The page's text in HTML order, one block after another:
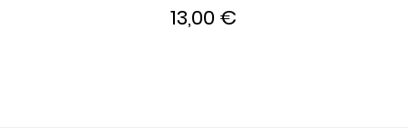
13,00 €